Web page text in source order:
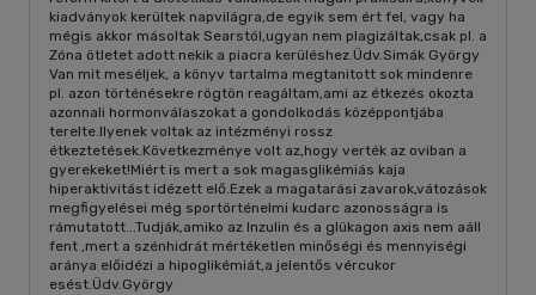
kiadványok kerültek napvilágra,de egyik sem ért fel, vagy ha
mégis akkor másoltak Searstól,ugyan nem plagizáltak,csak pl. a
Zóna ötletet adott nekik a piacra kerüléshez.Üdv.Simák György
Van mit meséljek, a könyv tartalma megtanitott sok mindenre
pl. azon történésekre rögtön reagáltam,ami az étkezés okozta
azonnali hormonválaszokat a gondolkodás középpontjába
terelte.Ilyenek voltak az intézményi rossz
étkeztetések.Következménye volt az,hogy verték az oviban a
gyerekeket!Miért is mert a sok magasglikémiás kaja
hiperaktivitást idézett elő.Ezek a magatarási zavarok,vátozások
megfigyelései még sportörténelmi kudarc azonosságra is
rámutatott...Tudják,amiko az Inzulin és a glükagon axis nem aáll
fent ,mert a szénhidrát mértéketlen minőségi és mennyiségi
aránya előidézi a hipoglikémiát,a jelentős vércukor
esést.Üdv.György